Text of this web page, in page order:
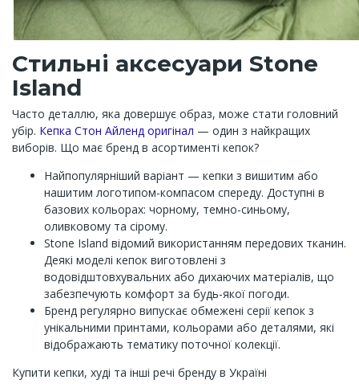
Стильні аксесуари Stone
Island
Часто деталлю, яка довершує образ, може стати головний
убір. Кепка Стон Айленд оригінал — один з найкращих
виборів. Що має бренд в асортименті кепок?
Найпопулярніший варіант — кепки з вишитим або
нашитим логотипом-компасом спереду. Доступні в
базових кольорах: чорному, темно-синьому,
оливковому та сірому.
Stone Island відомий використанням передових тканин.
Деякі моделі кепок виготовлені з
водовідштовхувальних або дихаючих матеріалів, що
забезпечують комфорт за будь-якої погоди.
Бренд регулярно випускає обмежені серії кепок з
унікальними принтами, кольорами або деталями, які
відображають тематику поточної колекції.
Купити кепки, худі та інші речі бренду в Україні